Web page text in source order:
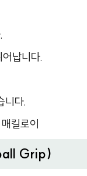
납니다.
니다.
킬로이
Grip)